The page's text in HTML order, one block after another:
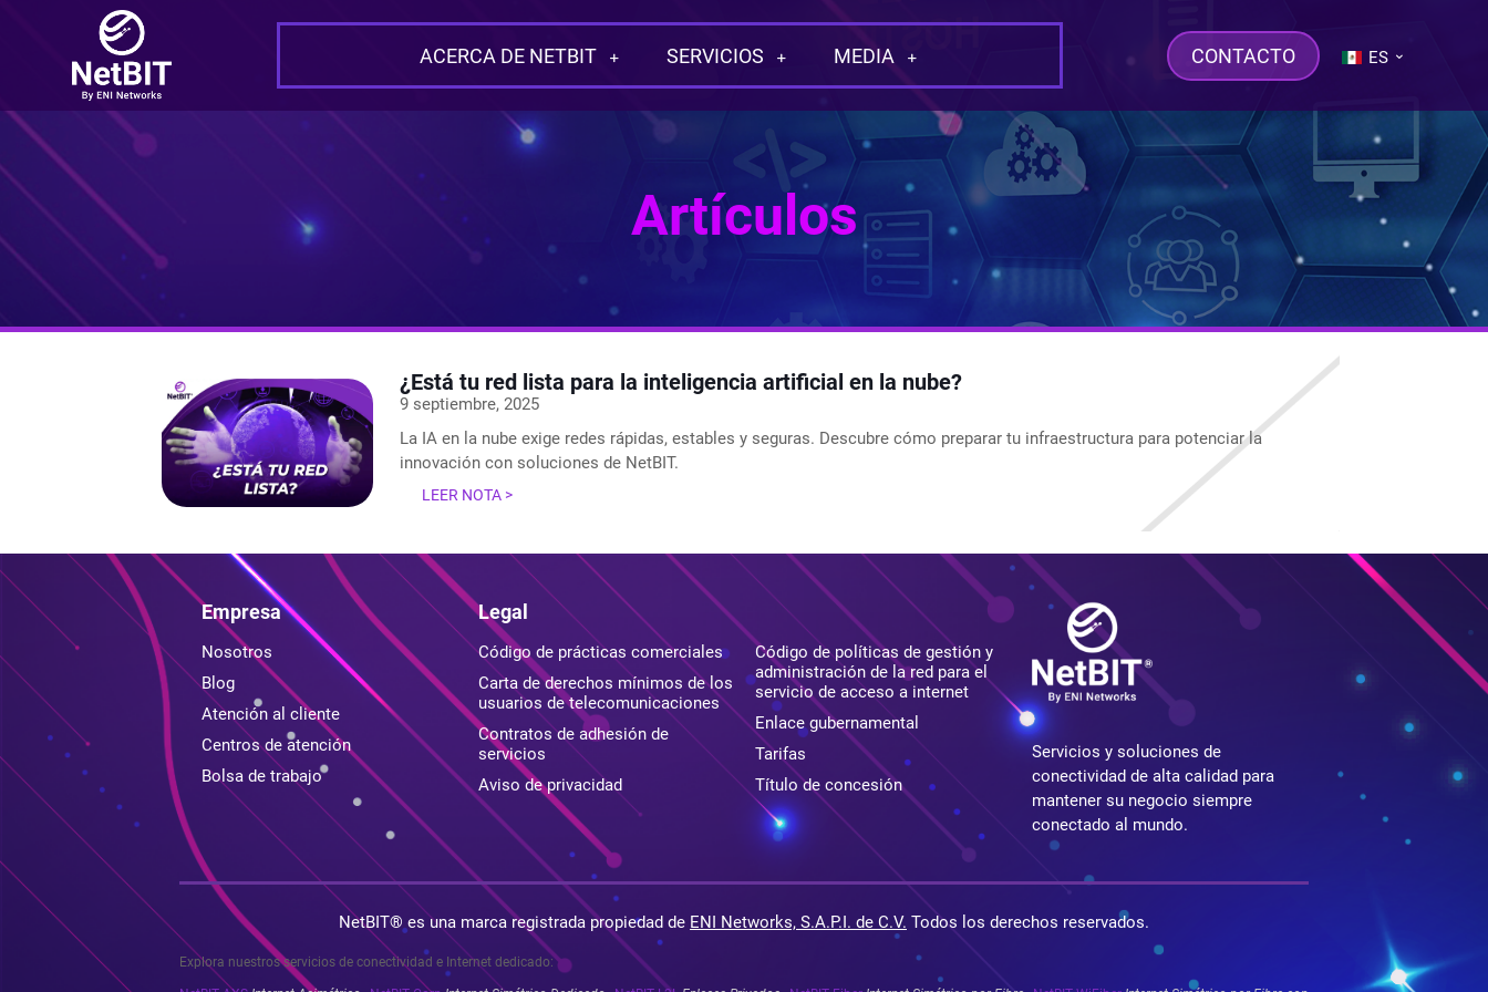
ACERCA DE NETBIT SERVICIOS MEDIA CONTACTO ES
Artículos
¿Está tu red lista para la inteligencia artificial en la nube?
9 septiembre, 2025
La IA en la nube exige redes rápidas, estables y seguras. Descubre cómo preparar tu infraestructura para potenciar la
innovación con soluciones de NetBIT.
LEER NOTA >
Empresa
Nosotros
Blog
Atención al cliente
Centros de atención
Bolsa de trabajo
Legal
Código de prácticas comerciales
Carta de derechos mínimos de los
usuarios de telecomunicaciones
Contratos de adhesión de
servicios
Aviso de privacidad
Código de políticas de gestión y
administración de la red para el
servicio de acceso a internet
Enlace gubernamental
Tarifas
Título de concesión
Servicios y soluciones de
conectividad de alta calidad para
mantener su negocio siempre
conectado al mundo.
NetBIT® es una marca registrada propiedad de ENI Networks, S.A.P.I. de C.V. Todos los derechos reservados.
Explora nuestros servicios de conectividad e Internet dedicado: